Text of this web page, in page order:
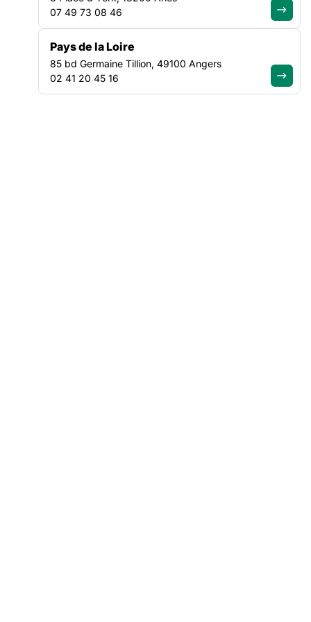
structures d’insertion par l’activité économique.
Les actions du projet PROFAIR en Ile-de-France :
En Ile-de-France, sera publié dans le cadre du projet PROFAIR
un guide à destination des SIAE autour de l’accompagnement
07 49 73 08 46
Pays de la Loire
85 bd Germaine Tillion, 49100 Angers
02 41 20 45 16